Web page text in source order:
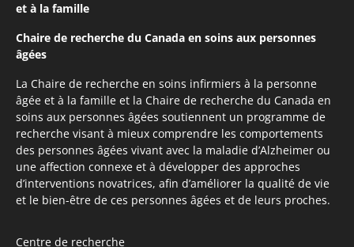
et à la famille
Chaire de recherche du Canada en soins aux personnes
âgées
La Chaire de recherche en soins infirmiers à la personne
âgée et à la famille et la Chaire de recherche du Canada en
soins aux personnes âgées soutiennent un programme de
recherche visant à mieux comprendre les comportements
des personnes âgées vivant avec la maladie d’Alzheimer ou
une affection connexe et à développer des approches
d’interventions novatrices, afin d’améliorer la qualité de vie
et le bien-être de ces personnes âgées et de leurs proches.
Centre de recherche